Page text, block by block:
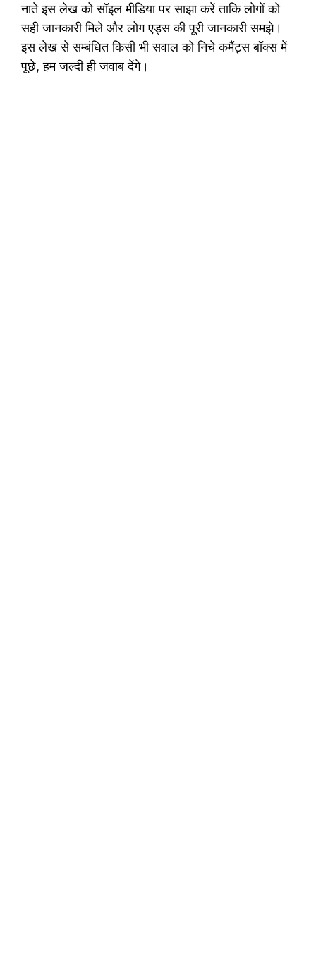
नाते इस लेख को सॉइल मीडिया पर साझा करें ताकि लोगों को
सही जानकारी मिले और लोग एड्स की पूरी जानकारी समझे।
इस लेख से सम्बंधित किसी भी सवाल को निचे कमैंट्स बॉक्स में
पूछे, हम जल्दी ही जवाब देंगे।